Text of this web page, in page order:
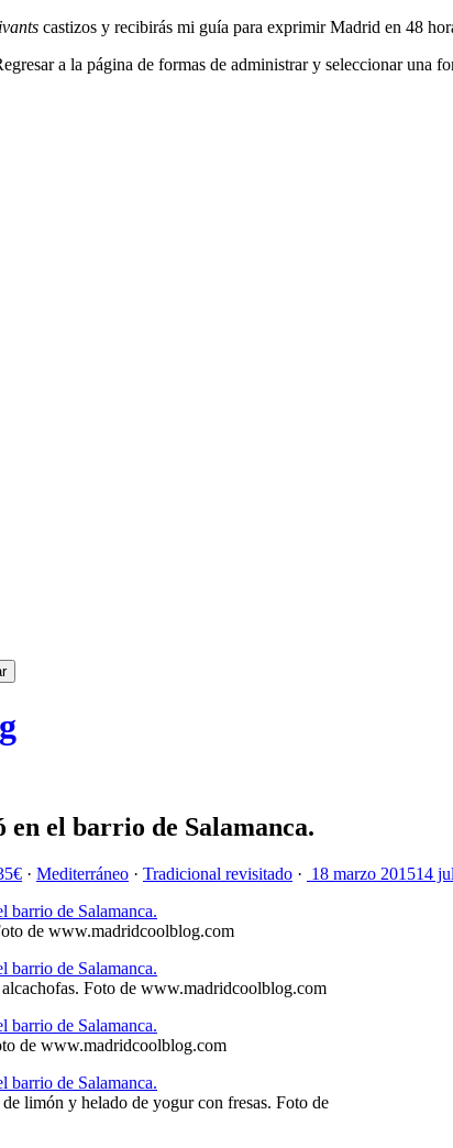
castizos y recibirás mi guía para exprimir Madrid en 48
a la página de formas de administrar y seleccionar una
en el barrio de Salamanca.
· Mediterráneo · Tradicional revisitado · 18 marzo 201514
de www.madridcoolblog.com
Foto de www.madridcoolblog.com
de www.madridcoolblog.com
limón y helado de yogur con fresas. Foto de